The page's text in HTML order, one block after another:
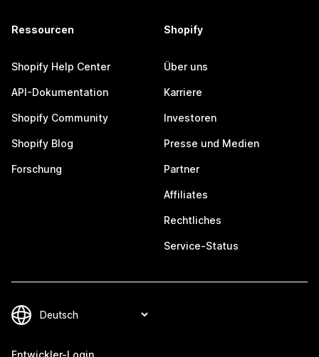
Ressourcen
Shopify Help Center
API-Dokumentation
Shopify Community
Shopify Blog
Forschung
Shopify
Über uns
Karriere
Investoren
Presse und Medien
Partner
Affiliates
Rechtliches
Service-Status